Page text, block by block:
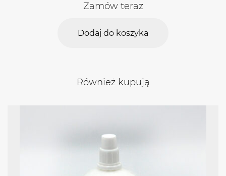
Zamów teraz
Dodaj do koszyka
Również kupują